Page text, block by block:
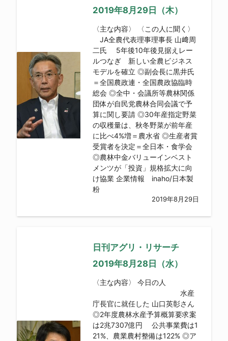
2019年8月29日（木）
〈主な内容〉 〈この人に聞く〉
JA全農代表理事理事長 山﨑周
二氏 5年後10年後見据えレー
ルつなぎ 新しい全農ビジネス
モデルを確立 ◎副会長に黒井氏
＝全国農政連・全国農政協臨時
総会 ◎全中・会議所等農林関係
団体が自民党農林合同会議で予
算に関し要請 ◎30年産指定野菜
の収穫量は、秋冬野菜が前年産
に比べ4%増＝農水省 ◎生産者賞
受賞者を決定＝全日本・食学会
◎農林中金バリューインベスト
メンツが「投資」規格拡大に向
け協業 企業情報 inaho/日本製
粉
2019年8月29日
日刊アグリ・リサーチ
2019年8月28日（水）
〈主な内容〉 今日の人
水産
庁長官に就任した 山口英彰さん
◎2年度農林水産予算概算要求案
は2兆7307億円 公共事業費は1
21%、農業農村整備は122% ◎ア